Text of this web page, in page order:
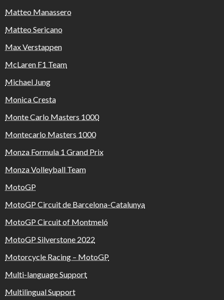
Matteo Manassero
Matteo Sericano
Max Verstappen
McLaren F1 Team
Michael Jung
Monica Cresta
Monte Carlo Masters 1000
Montecarlo Masters 1000
Monza Formula 1 Grand Prix
Monza Volleyball Team
MotoGP
MotoGP Circuit de Barcelona-Catalunya
MotoGP Circuit of Montmeló
MotoGP Silverstone 2022
Motorcycle Racing – MotoGP
Multi-language Support
Multilingual Support